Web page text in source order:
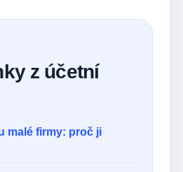
z účetní
malé firmy: proč ji